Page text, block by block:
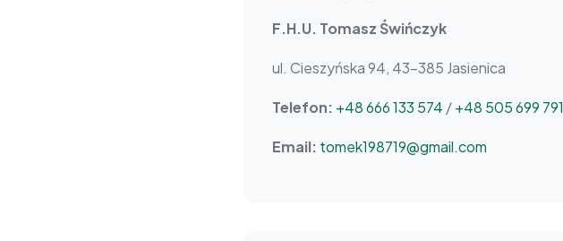
F.H.U. Tomasz Świńczyk
ul. Cieszyńska 94, 43-385 Jasienica
Telefon: +48 666 133 574 /+48 505 699 791
Email: tomek198719@gmail.com